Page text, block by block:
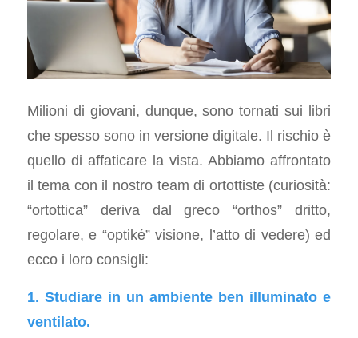
Milioni di giovani, dunque, sono tornati sui libri
che spesso sono in versione digitale. Il rischio è
quello di affaticare la vista. Abbiamo affrontato
il tema con il nostro team di ortottiste (curiosità:
“ortottica” deriva dal greco “orthos” dritto,
regolare, e “optiké” visione, l’atto di vedere) ed
ecco i loro consigli:
1. Studiare in un ambiente ben illuminato e
ventilato.